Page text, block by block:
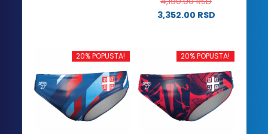
mogu
izabrane
na
stranici
proizvoda.
3,352.00 RSD
ima
varijanti.
Opcije
mogu
biti
20% POPUSTA! 20% POPUSTA!